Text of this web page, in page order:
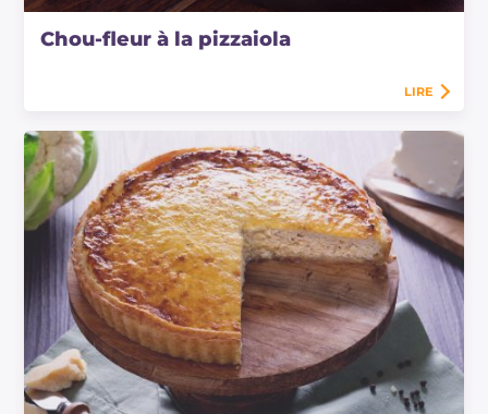
Chou-fleur à la pizzaiola
LIRE